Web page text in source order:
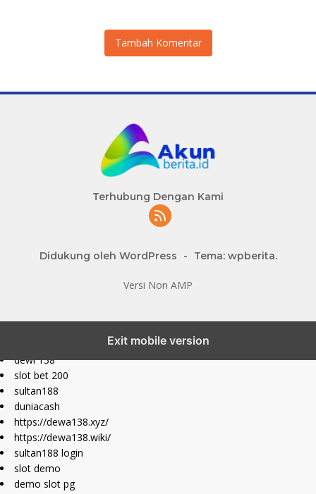
Tambah Komentar
Terhubung Dengan Kami
Didukung oleh WordPress - Tema: wpberita.
Versi Non AMP
Exit mobile version
dewi 138
slot bet 200
sultan188
duniacash
https://dewa138.xyz/
https://dewa138.wiki/
sultan188 login
slot demo
demo slot pg